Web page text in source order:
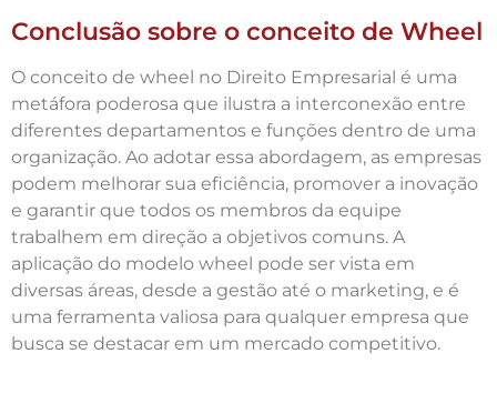
Conclusão sobre o conceito de Wheel
O conceito de wheel no Direito Empresarial é uma
metáfora poderosa que ilustra a interconexão entre
diferentes departamentos e funções dentro de uma
organização. Ao adotar essa abordagem, as empresas
podem melhorar sua eficiência, promover a inovação
e garantir que todos os membros da equipe
trabalhem em direção a objetivos comuns. A
aplicação do modelo wheel pode ser vista em
diversas áreas, desde a gestão até o marketing, e é
uma ferramenta valiosa para qualquer empresa que
busca se destacar em um mercado competitivo.